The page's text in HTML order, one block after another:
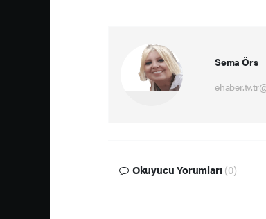
Sema Örs
Okuyucu Yorumları (0)